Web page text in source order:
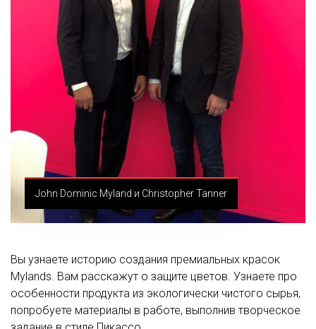
John Dominic Myland и Christopher Tanner
Вы узнаете историю создания премиальных красок
Mylands. Вам расскажут о защите цветов. Узнаете про
особенности продукта из экологически чистого сырья,
попробуете материалы в работе, выполнив творческое